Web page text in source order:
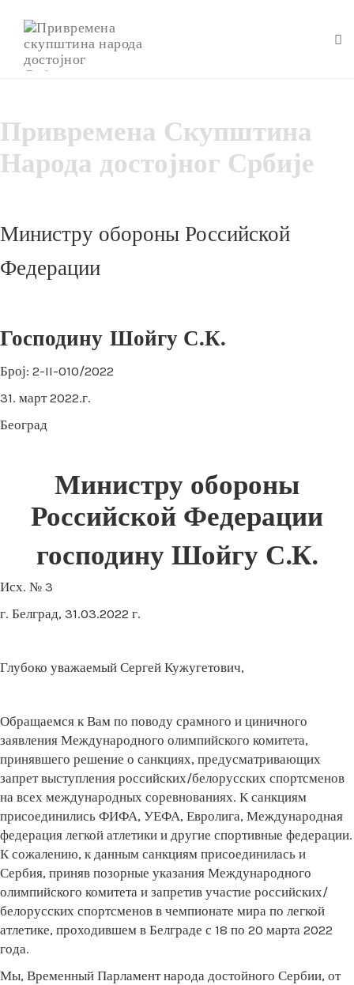
content
Привремена Скупштина
Народа достојног Србије
Министру обороны Российской
Федерации
Господину Шойгу С.К.
Број: 2-II-010/2022
31. март 2022.г.
Београд
Министру обороны
Российской Федерации
господину Шойгу С.К.
Исх. № 3
г. Белград, 31.03.2022 г.
Глубоко уважаемый Сергей Кужугетович,
Обращаемся к Вам по поводу срамного и циничного
заявления Международного олимпийского комитета,
принявшего решение о санкциях, предусматривающих
запрет выступления российских/белорусских спортсменов
на всех международных соревнованиях. К санкциям
присоединились ФИФА, УЕФА, Евролига, Международная
федерация легкой атлетики и другие спортивные федерации.
К сожалению, к данным санкциям присоединилась и
Сербия, приняв позорные указания Международного
олимпийского комитета и запретив участие российских/
белорусских спортсменов в чемпионате мира по легкой
атлетике, проходившем в Белграде с 18 по 20 марта 2022
года.
Мы, Временный Парламент народа достойного Сербии, от